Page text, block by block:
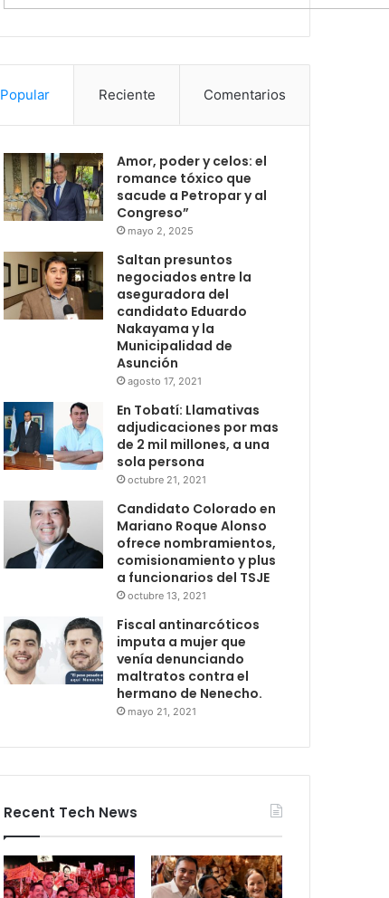
Popular Reciente Comentarios
Amor, poder y celos: el
romance tóxico que
sacude a Petropar y al
Congreso”
mayo 2, 2025
Saltan presuntos
negociados entre la
aseguradora del
candidato Eduardo
Nakayama y la
Municipalidad de
Asunción
agosto 17, 2021
En Tobatí: Llamativas
adjudicaciones por mas
de 2 mil millones, a una
sola persona
octubre 21, 2021
Candidato Colorado en
Mariano Roque Alonso
ofrece nombramientos,
comisionamiento y plus
a funcionarios del TSJE
octubre 13, 2021
Fiscal antinarcóticos
imputa a mujer que
venía denunciando
maltratos contra el
hermano de Nenecho.
mayo 21, 2021
Recent Tech News